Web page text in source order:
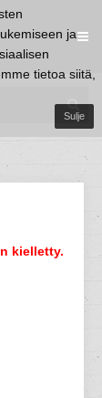
ja
tietoa siitä,
Sulje
kielletty.